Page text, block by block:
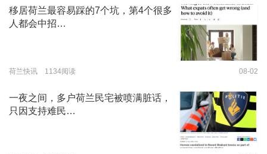
移居荷兰最容易踩的7个坑，第4个很多
人都会中招…
荷兰快讯 1134阅读 08-02
一夜之间，多户荷兰民宅被喷满脏话，
只因支持难民…